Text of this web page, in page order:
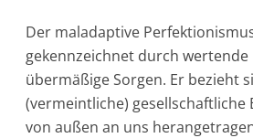
Der maladaptive
gekennzeichnet durch wertende
übermäßige Sorgen. Er bezieht
(vermeintliche) gesellschaftliche
von außen an uns